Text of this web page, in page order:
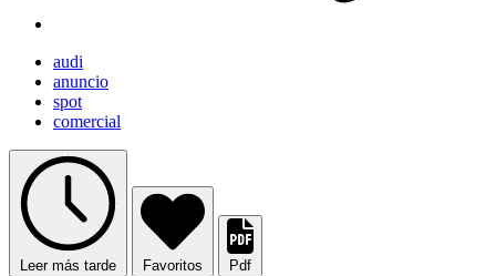
audi
anuncio
spot
comercial
Leer más tarde Favoritos Pdf